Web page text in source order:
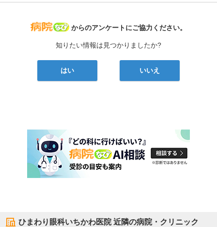
病院なび
からのアンケートにご協力ください。
知りたい情報は見つかりましたか?
はい いいえ
ひまわり眼科いちかわ医院近隣の病院・クリニック